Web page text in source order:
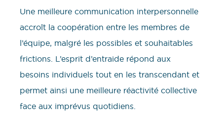
Une meilleure communication interpersonnelle
accroît la coopération entre les membres de
l’équipe, malgré les possibles et souhaitables
frictions. L’esprit d’entraide répond aux
besoins individuels tout en les transcendant et
permet ainsi une meilleure réactivité collective
face aux imprévus quotidiens.